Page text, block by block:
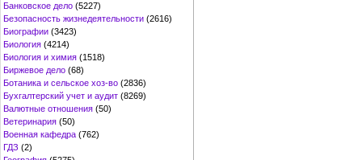
Банковское дело (5227)
Безопасность жизнедеятельности (2616)
Биографии (3423)
Биология (4214)
Биология и химия (1518)
Биржевое дело (68)
Ботаника и сельское хоз-во (2836)
Бухгалтерский учет и аудит (8269)
Валютные отношения (50)
Ветеринария (50)
Военная кафедра (762)
ГДЗ (2)